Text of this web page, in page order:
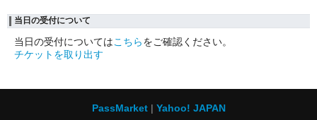
当日の受付について
当日の受付についてはこちらをご確認ください。
チケットを取り出す
PassMarket Yahoo! JAPAN